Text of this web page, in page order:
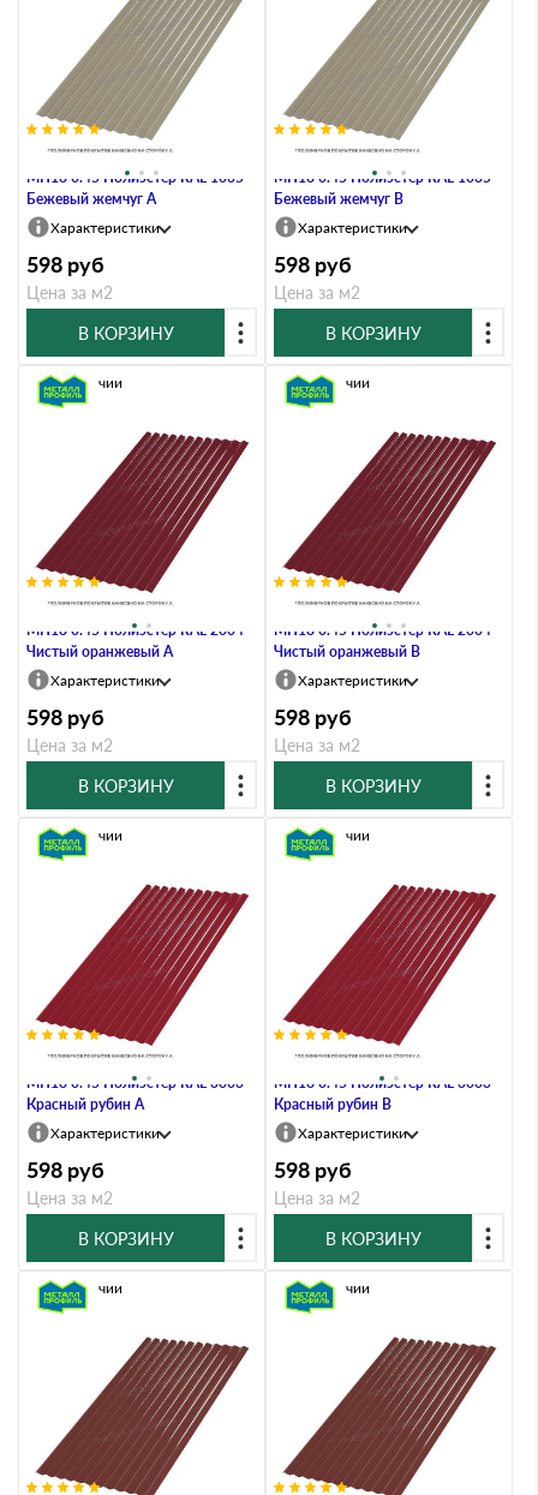
Профлист Металл Профиль
МП18 0.45 Полиэстер RAL 1035
Бежевый жемчуг A
Характеристики
598 руб
Цена за м2
В КОРЗИНУ
Профлист Металл Профиль
МП18 0.45 Полиэстер RAL 1035
Бежевый жемчуг B
Характеристики
598 руб
Цена за м2
В КОРЗИНУ
Профлист Металл Профиль
МП18 0.45 Полиэстер RAL 2004
Чистый оранжевый A
В наличии
Характеристики
598 руб
Цена за м2
В КОРЗИНУ
Профлист Металл Профиль
МП18 0.45 Полиэстер RAL 2004
Чистый оранжевый B
В наличии
Характеристики
598 руб
Цена за м2
В КОРЗИНУ
Профлист Металл Профиль
МП18 0.45 Полиэстер RAL 3003
Красный рубин A
В наличии
Характеристики
598 руб
Цена за м2
В КОРЗИНУ
Профлист Металл Профиль
МП18 0.45 Полиэстер RAL 3003
Красный рубин B
В наличии
Характеристики
598 руб
Цена за м2
В КОРЗИНУ
В наличии В наличии